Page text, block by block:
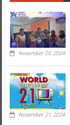
November 20, 2024
November 21, 2024